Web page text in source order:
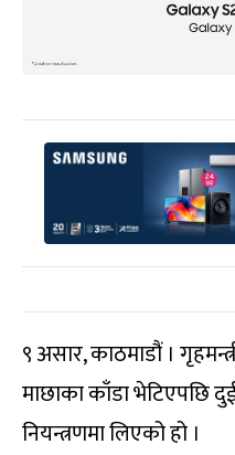
९ असार, काठमाडौं ।
माछाका काँडा भेटिएपछि
नियन्त्रणमा लिएको हो ।